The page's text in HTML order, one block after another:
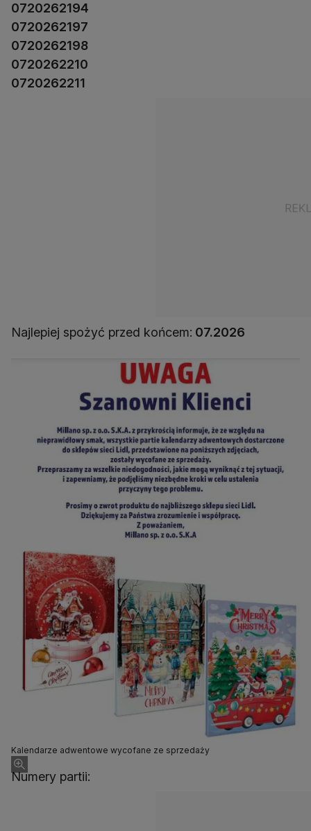
0720262194
0720262197
0720262198
0720262210
0720262211
Najlepiej spożyć przed końcem: 07.2026
Kalendarze adwentowe wycofane ze sprzedaży
Numery partii: